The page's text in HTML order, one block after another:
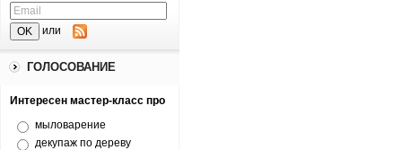
или
ГОЛОСОВАНИЕ
Интересен мастер-класс про
мыловарение
декупаж по дереву